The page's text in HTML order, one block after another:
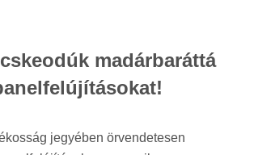
madárbaráttá
jegyében örvendetesen